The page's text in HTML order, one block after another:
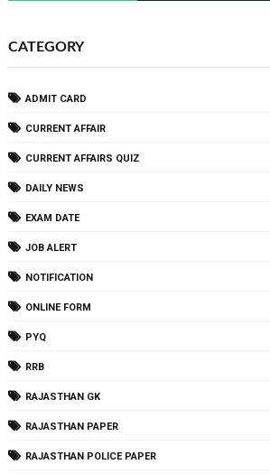
CATEGORY
ADMIT CARD
CURRENT AFFAIR
CURRENT AFFAIRS QUIZ
DAILY NEWS
EXAM DATE
JOB ALERT
NOTIFICATION
ONLINE FORM
PYQ
RRB
RAJASTHAN GK
RAJASTHAN PAPER
RAJASTHAN POLICE PAPER